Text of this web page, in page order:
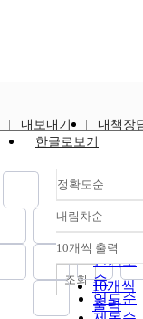
내보내기
내책장
한글로보기
정확도순
정확도
순
인기도
순
연도순
내림차순
내림차
10개씩 출력
10개씩
출력
조회